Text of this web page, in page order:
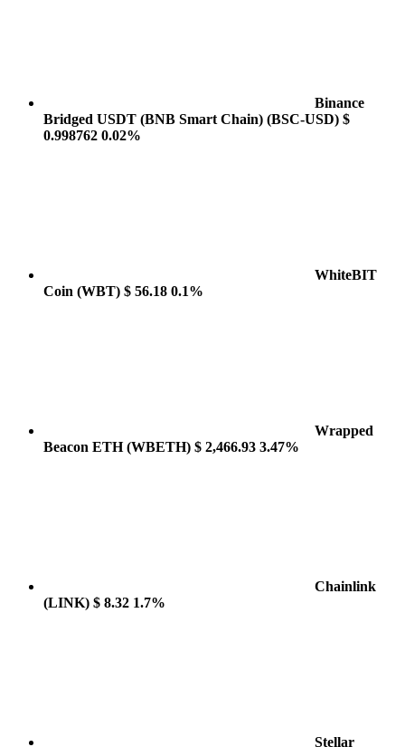
Binance
Bridged USDT (BNB Smart Chain) (BSC-USD) $
0.998762 0.02%
WhiteBIT
Coin (WBT) $ 56.18 0.1%
Wrapped
Beacon ETH(WBETH) $ 2,466.93 3.47%
Chainlink
(LINK) $ 8.32 1.7%
Stellar